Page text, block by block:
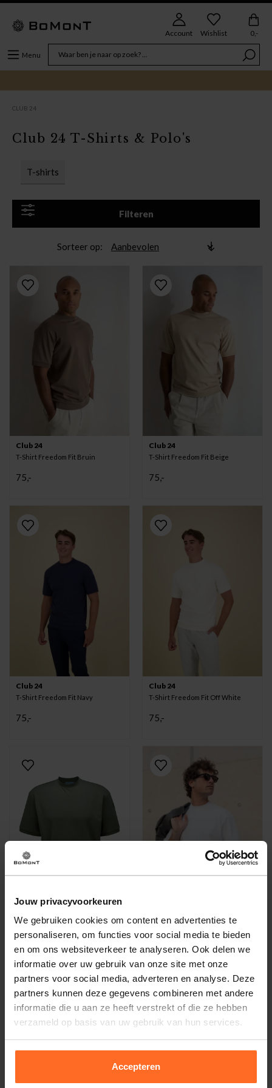
Jouw privacyvoorkeuren
We gebruiken cookies om content en advertenties te
personaliseren, om functies voor social media te bieden
en om ons websiteverkeer te analyseren. Ook delen we
informatie over uw gebruik van onze site met onze
partners voor social media, adverteren en analyse. Deze
partners kunnen deze gegevens combineren met andere
informatie die u aan ze heeft verstrekt of die ze hebben
verzameld op basis van uw gebruik van hun services.
Accepteren
Menu
Account Wishlist 0,-
CLUB 24
T-shirts
Filteren
Club 24 T-Shirts & Polo's
Sorteer op
Club 24
T-Shirt Freedom Fit Bruin
75,-
Club 24
T-Shirt Freedom Fit Beige
75,-
Club 24
T-Shirt Freedom Fit Navy
75,-
Club 24
T-Shirt Freedom Fit Off White
75,-
Club 24
T-Shirt Freedom Fit Groen
Club 24
T-shirt Freedom Fit Wit
75,-
Altijd gratis bezorging